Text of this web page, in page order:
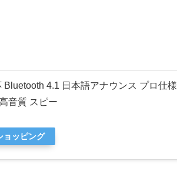
4.1 日本語アナウンス プロ仕様
音質 スピー
ョッピング